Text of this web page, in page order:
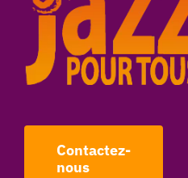
Contactez-
nous